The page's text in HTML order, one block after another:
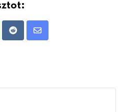
RedditShare